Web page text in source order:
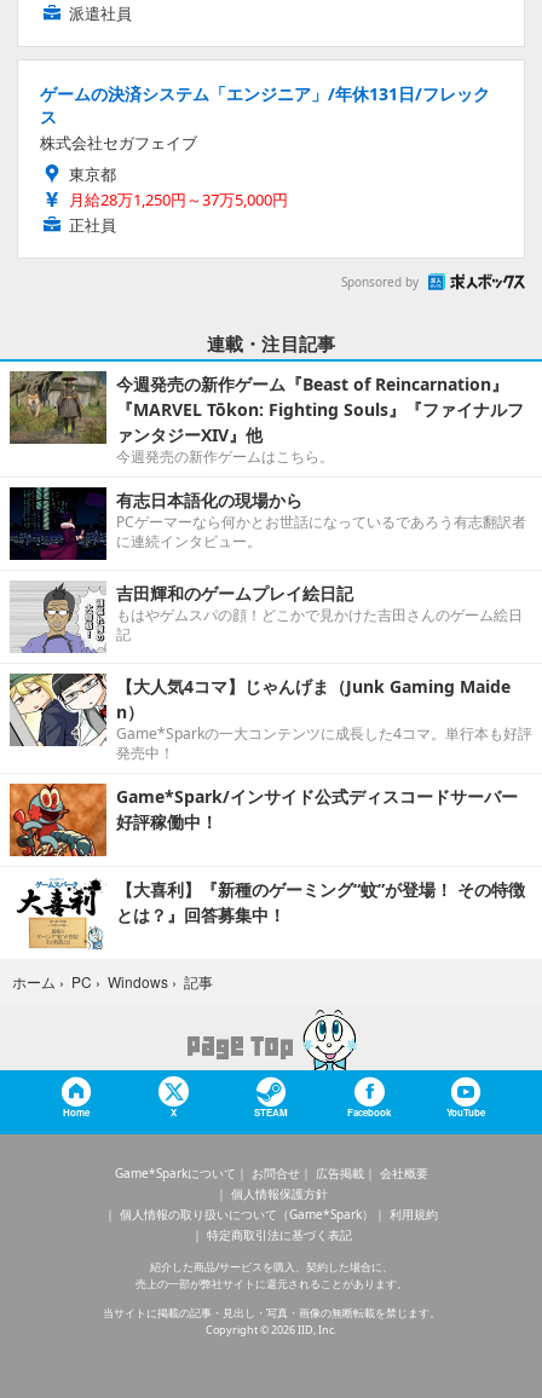
派遣社員
ゲームの決済システム「エンジニア」/年休131日/フレック
ス
株式会社セガフェイブ
東京都
月給28万1,250円～37万5,000円
正社員
Sponsored by
連載・注目記事
今週発売の新作ゲーム『Beast of Reincarnation』
『MARVEL Tōkon: Fighting Souls』『ファイナルフ
ァンタジーXIV』他
今週発売の新作ゲームはこちら。
有志日本語化の現場から
PCゲーマーなら何かとお世話になっているであろう有志翻訳者
に連続インタビュー。
吉田輝和のゲームプレイ絵日記
もはやゲムスパの顔！どこかで見かけた吉田さんのゲーム絵日
記
【大人気4コマ】じゃんげま（Junk Gaming Maide
n）
Game*Sparkの一大コンテンツに成長した4コマ。単行本も好評
発売中！
Game*Spark/インサイド公式ディスコードサーバー
好評稼働中！
【大喜利】『新種のゲーミング“蚊”が登場！ その特徴
とは？』回答募集中！
ホーム › PC › Windows › 記事
Home X STEAM Facebook YouTube
Game*Sparkについて お問合せ 広告掲載
会社概要
個人情報保護方針
個人情報の取り扱いについて（Game*Spark）
利用規約
特定商取引法に基づく表記
紹介した商品/サービスを購入、契約した場合に、
売上の一部が弊社サイトに還元されることがあります。
当サイトに掲載の記事・見出し・写真・画像の無断転載を禁じます。
Copyright © 2026 IID, Inc.